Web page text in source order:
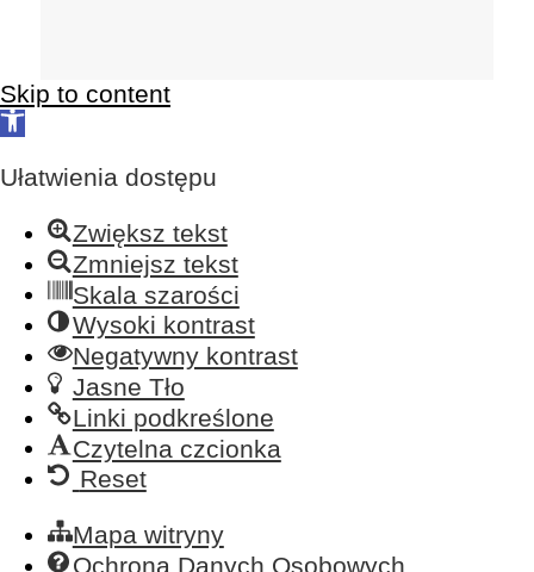
Skip to content
Open
Ułatwienia dostępu
Zwiększ tekst
Zmniejsz tekst
Skala szarości
Wysoki kontrast
Negatywny kontrast
Jasne Tło
Linki podkreślone
Czytelna czcionka
Reset
Mapa witryny
Ochrona Danych Osobowych